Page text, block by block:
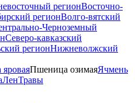
регионВосточно-
регионВолго-вятский
Черноземный
Северо-кавказский
регионНижневолжский
Пшеница озимаяЯчмень
ЛенТравы